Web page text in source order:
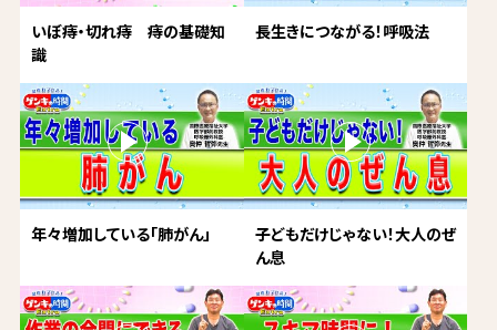
いぼ痔・切れ痔 痔の基礎知
識
長生きにつながる！呼吸法
年々増加している「肺がん」
子どもだけじゃない！大人のぜ
ん息